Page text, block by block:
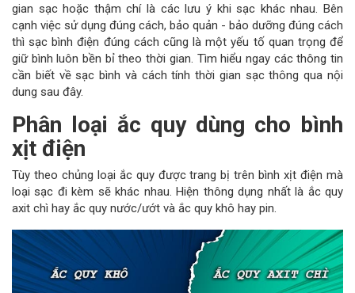
gian sạc hoặc thậm chí là các lưu ý khi sạc khác nhau. Bên
cạnh việc sử dụng đúng cách, bảo quản - bảo dưỡng đúng cách
thì sạc bình điện đúng cách cũng là một yếu tố quan trọng để
giữ bình luôn bền bỉ theo thời gian. Tìm hiểu ngay các thông tin
cần biết về sạc bình và cách tính thời gian sạc thông qua nội
dung sau đây.
Phân loại ắc quy dùng cho bình
xịt điện
Tùy theo chủng loại ắc quy được trang bị trên bình xịt điện mà
loại sạc đi kèm sẽ khác nhau. Hiện thông dụng nhất là ắc quy
axit chì hay ắc quy nước/ướt và ắc quy khô hay pin.